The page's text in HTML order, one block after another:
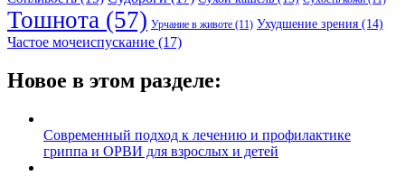
Тошнота (57) Урчание в животе (11) Ухудшение зрения (14)
Частое мочеиспускание (17)
Новое в этом разделе:
Современный подход к лечению и профилактике
гриппа и ОРВИ для взрослых и детей